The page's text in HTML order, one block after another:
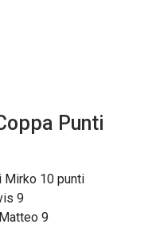
Punti
Mirko 10 punti
9
9